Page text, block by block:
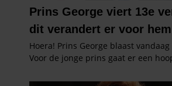
partners kunnen deze gegevens
verzameld op basis van uw gebruik
gaat akkoord met onze cookies als u
gebruiken.